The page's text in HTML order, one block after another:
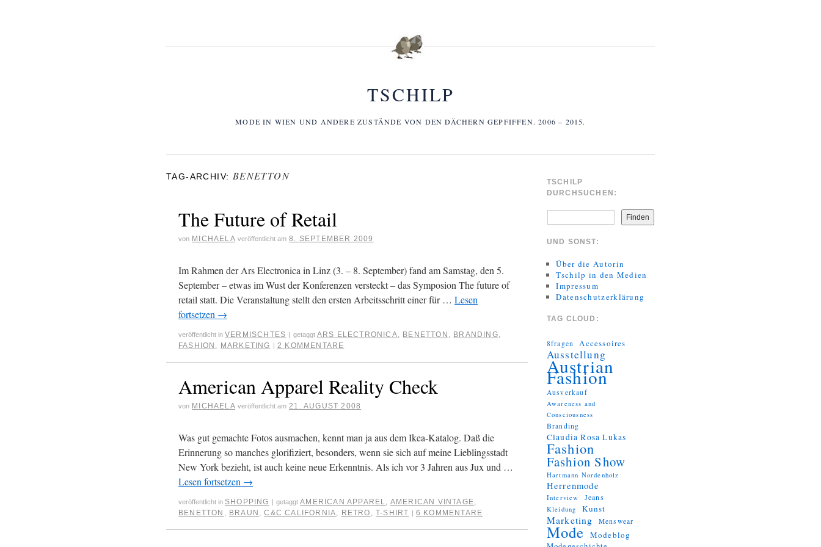
TSCHILP
MODE IN WIEN UND ANDERE ZUSTÄNDE VON DEN DÄCHERN GEPFIFFEN. 2006 – 2015.
TAG-ARCHIV: BENETTON
The Future of Retail
von MICHAELA veröffentlicht am 8. SEPTEMBER 2009
Im Rahmen der Ars Electronica in Linz (3. – 8. September) fand am Samstag, den 5.
September – etwas im Wust der Konferenzen versteckt – das Symposion The future of
retail statt. Die Veranstaltung stellt den ersten Arbeitsschritt einer für … Lesen
fortsetzen →
veröffentlicht in VERMISCHTES | getaggt ARS ELECTRONICA, BENETTON , BRANDING,
FASHION , MARKETING | 2 KOMMENTARE
American Apparel Reality Check
von MICHAELA veröffentlicht am 21. AUGUST 2008
Was gut gemachte Fotos ausmachen, kennt man ja aus dem Ikea-Katalog. Daß die
Erinnerung so manches glorifiziert, besonders, wenn sie sich auf meine Lieblingsstadt
New York bezieht, ist auch keine neue Erkenntnis. Als ich vor 3 Jahren aus Jux und …
Lesen fortsetzen →
veröffentlicht in SHOPPING | getaggt AMERICAN APPAREL, AMERICAN VINTAGE,
BENETTON , BRAUN ,C&C CALIFORNIA, RETRO ,T-SHIRT | 6 KOMMENTARE
TSCHILP
DURCHSUCHEN:
Finden
UND SONST:
Über die Autorin
Tschilp in den Medien
Impressum
Datenschutzerklärung
TAG CLOUD:
8fragen Accessoires
Ausstellung
Austrian
Fashion
Ausverkauf
Awareness and
Consciousness
Branding
Claudia Rosa Lukas
Fashion
Fashion Show
Hartmann Nordenholz
Herrenmode
Interview Jeans
Kleidung Kunst
Marketing Menswear
Mode Modeblog